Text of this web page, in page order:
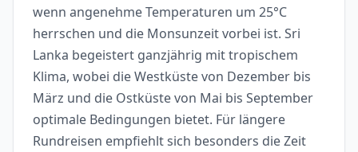
wenn angenehme Temperaturen um 25°C
herrschen und die Monsunzeit vorbei ist. Sri
Lanka begeistert ganzjährig mit tropischem
Klima, wobei die Westküste von Dezember bis
März und die Ostküste von Mai bis September
optimale Bedingungen bietet. Für längere
Rundreisen empfiehlt sich besonders die Zeit